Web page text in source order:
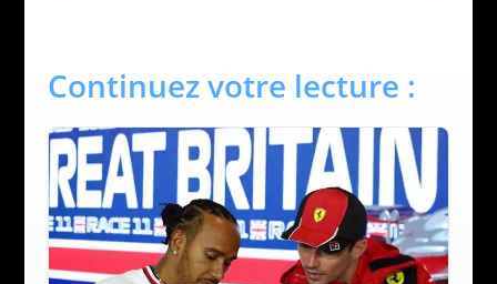
Continuez votre lecture :